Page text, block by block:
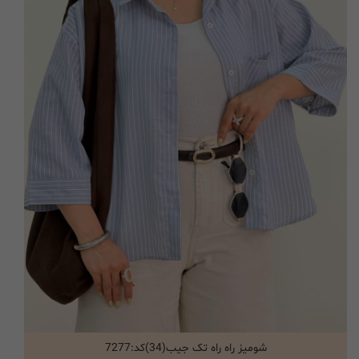
انتخاب گزینه ها
شومیز راه راه تک جیب(34)کد:7277